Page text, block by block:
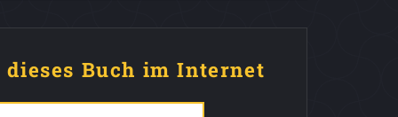
dieses Buch im Internet